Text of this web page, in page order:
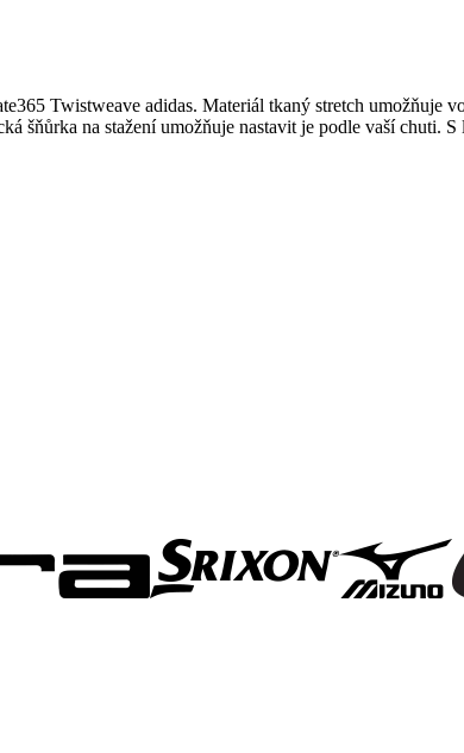
Twistweave adidas. Materiál tkaný stretch umožňuje
šňůrka na stažení umožňuje nastavit je podle vaší